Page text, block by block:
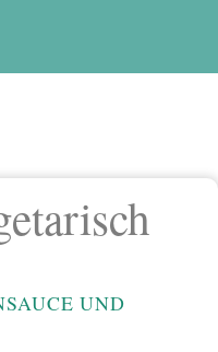
UND